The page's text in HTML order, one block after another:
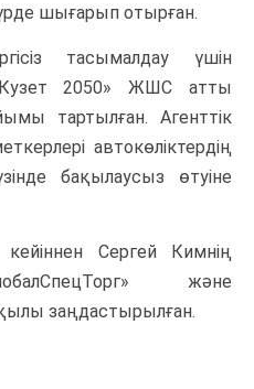
шығарып отырған.
тасымалдау үшін
2050» ЖШС атты
тартылған. Агенттік
автокөліктердің
бақылаусыз өтуіне
Сергей Кимнің
және
заңдастырылған.